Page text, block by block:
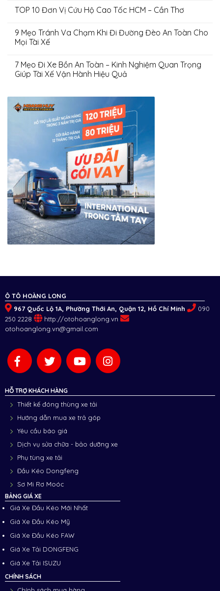
TOP 10 Đơn Vị Cứu Hộ Cao Tốc HCM – Cần Thơ
9 Mẹo Tránh Va Chạm Khi Đi Đường Đèo An Toàn Cho
Mọi Tài Xế
7 Mẹo Đi Xe Bồn An Toàn – Kinh Nghiệm Quan Trọng
Giúp Tài Xế Vận Hành Hiệu Quả
Ô TÔ HOÀNG LONG
967 Quốc Lộ 1A, Phường Thới An, Quận 12, Hồ Chí Minh
090
250 2228
http://otohoanglong.vn
otohoanglong.vn@gmail.com
HỖ TRỢ KHÁCH HÀNG
Thiết kế đóng thùng xe tải
Hướng dẫn mua xe trả góp
Yêu cầu báo giá
Dịch vụ sửa chữa - bảo dưỡng xe
Phụ tùng xe tải
Đầu Kéo Dongfeng
Sơ Mi Rơ Moóc
BẢNG GIÁ XE
Giá Xe Đầu Kéo Mới Nhất
Giá Xe Đầu Kéo Mỹ
Giá Xe Đầu Kéo FAW
Giá Xe Tải DONGFENG
Giá Xe Tải ISUZU
CHÍNH SÁCH